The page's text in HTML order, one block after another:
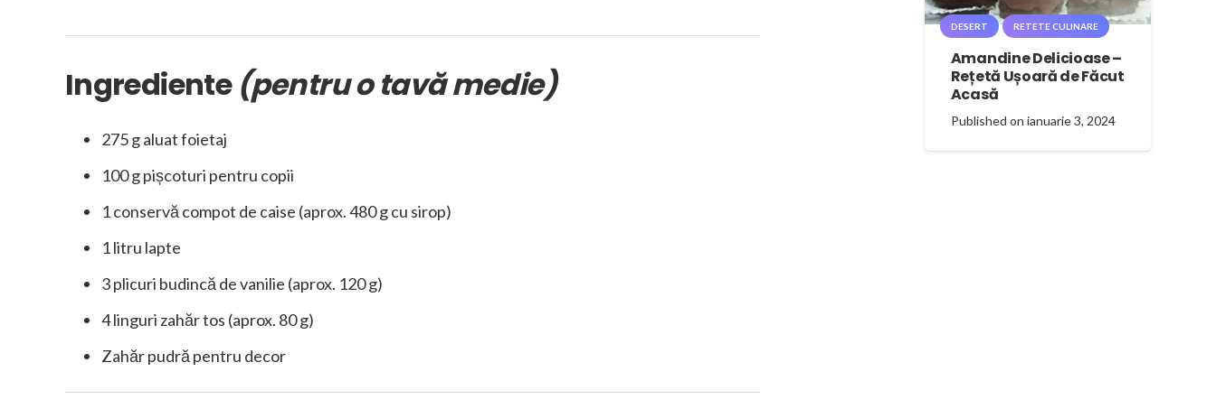
Ingrediente (pentru o tavă medie)
275 g aluat foietaj
100 g pișcoturi pentru copii
1 conservă compot de caise (aprox. 480 g cu sirop)
1 litru lapte
3 plicuri budincă de vanilie (aprox. 120 g)
4 linguri zahăr tos (aprox. 80 g)
Zahăr pudră pentru decor
DESERT RETETE CULINARE
Amandine Delicioase –
Rețetă Ușoară de Făcut
Acasă
Published on ianuarie 3, 2024